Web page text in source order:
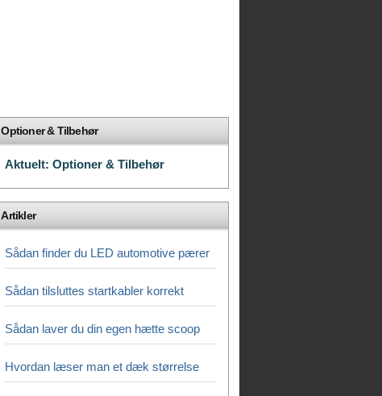
Optioner & Tilbehør
Aktuelt: Optioner & Tilbehør
Artikler
Sådan finder du LED automotive pærer
Sådan tilsluttes startkabler korrekt
Sådan laver du din egen hætte scoop
Hvordan læser man et dæk størrelse